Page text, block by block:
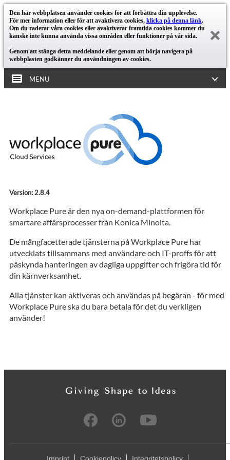
Den här webbplatsen använder cookies för att förbättra din upplevelse.
För mer information eller för att avaktivera cookies, klicka på denna länk.
Om du raderar våra cookies eller avaktiverar framtida cookies kommer du
kanske inte kunna använda vissa områden eller funktioner på vår sida.
Genom att stänga detta meddelande eller genom att börja navigera på
webbplasten godkänner du användningen av cookies.
MENU
Version: 2.8.4
Workplace Pure är den nya on-demand-plattformen för
smartare affärsprocesser från Konica Minolta.
De mångfacetterade tjänsterna på Workplace Pure har
utvecklats tillsammans med användare och IT-proffs för att
påskynda hanteringen av dagliga uppgifter och frigöra tid för
din kärnverksamhet.
Alla tjänster kan aktiveras och användas på begäran - för med
Workplace Pure ska du bara betala för det du verkligen
använder!